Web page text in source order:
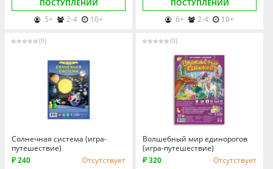
Рязанская область
Самарская область
Саратовская область
Свердловская область
Смоленская область
Ставропольский край
Тамбовская область
Татарстан
ПОСТУПЛЕНИИ
5+
2-4 10+
ПОСТУПЛЕНИИ
6+
2-4 10+
(0)
Солнечная система (игра-
путешествие)
₽ 240
Отсутствует
(0)
Волшебный мир единорогов
(игра-путешествие)
₽ 320
Отсутствует